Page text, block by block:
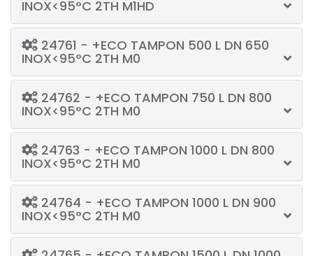
INOX<95°C 2TH M1HD
24761 - +ECO TAMPON 500 L DN 650
INOX<95°C 2TH M0
24762 - +ECO TAMPON 750 L DN 800
INOX<95°C 2TH M0
24763 - +ECO TAMPON 1000 L DN 800
INOX<95°C 2TH M0
24764 - +ECO TAMPON 1000 L DN 900
INOX<95°C 2TH M0